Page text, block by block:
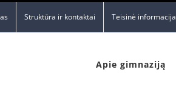
Struktūra ir kontaktai Teisinė informacija
Apie gimnaziją